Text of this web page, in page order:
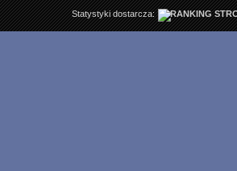
Statystyki dostarcza: